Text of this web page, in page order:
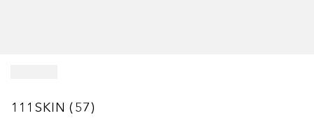
111SKIN57
111SKIN (57)